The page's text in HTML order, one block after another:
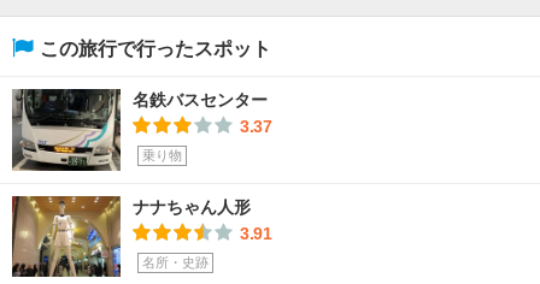
この旅行で行ったスポット
名鉄バスセンター
3.37
乗り物
ナナちゃん人形
3.91
名所・史跡